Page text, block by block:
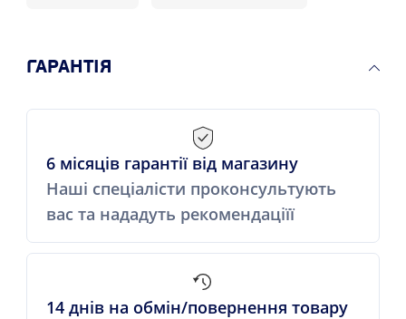
ГАРАНТІЯ
6 місяців гарантії від магазину
Наші спеціалісти проконсультують
вас та нададуть рекомендаціїї
14 днів на обмін/повернення товару